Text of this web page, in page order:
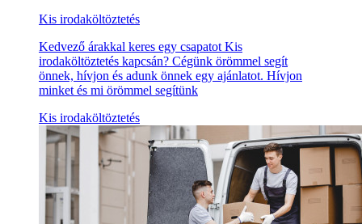
Kis irodaköltöztetés
Kedvező árakkal keres egy csapatot Kis
irodaköltöztetés kapcsán? Cégünk örömmel segít
önnek, hívjon és adunk önnek egy ajánlatot. Hívjon
minket és mi örömmel segítünk
Kis irodaköltöztetés